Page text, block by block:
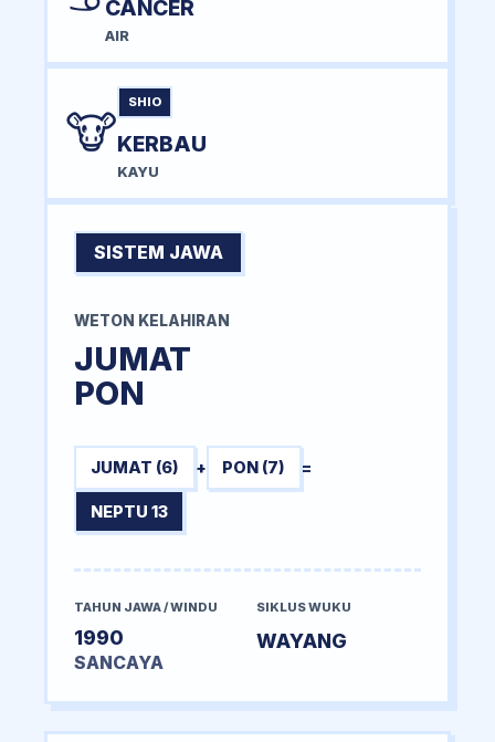
CANCER
AIR
🐮
SHIO
KERBAU
KAYU
SISTEM JAWA
WETON KELAHIRAN
JUMAT
PON
JUMAT (6) + PON (7) =
NEPTU 13
TAHUN JAWA / WINDU
1990
SANCAYA
SIKLUS WUKU
WAYANG